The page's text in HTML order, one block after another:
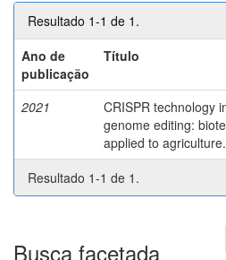
Resultado 1-1 de 1.
Ano de
publicação
Título
2021
CRISPR technology
genome editing:
applied to agriculture.
Resultado 1-1 de 1.
Busca facetada